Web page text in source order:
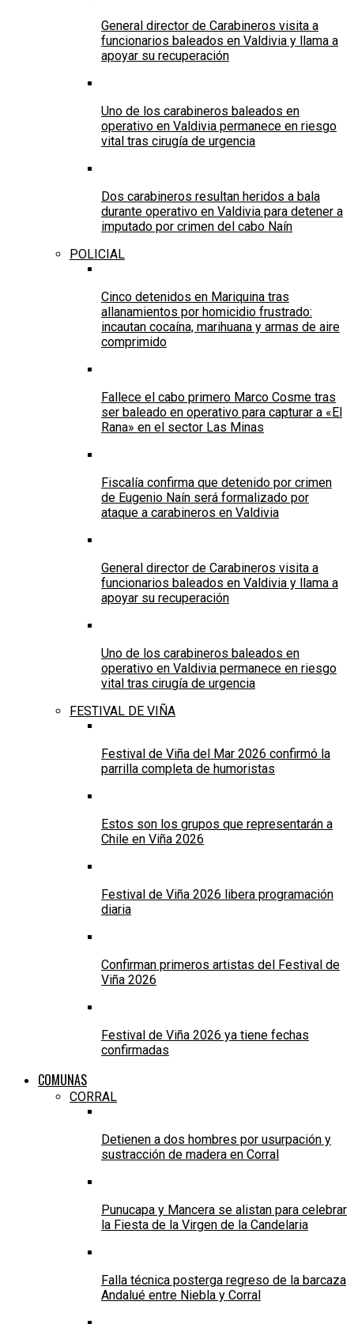
General director de Carabineros visita a
funcionarios baleados en Valdivia y llama a
apoyar su recuperación
Uno de los carabineros baleados en
operativo en Valdivia permanece en riesgo
vital tras cirugía de urgencia
Dos carabineros resultan heridos a bala
durante operativo en Valdivia para detener a
imputado por crimen del cabo Naín
POLICIAL
Cinco detenidos en Mariquina tras
allanamientos por homicidio frustrado:
incautan cocaína, marihuana y armas de aire
comprimido
Fallece el cabo primero Marco Cosme tras
ser baleado en operativo para capturar a «El
Rana» en el sector Las Minas
Fiscalía confirma que detenido por crimen
de Eugenio Naín será formalizado por
ataque a carabineros en Valdivia
General director de Carabineros visita a
funcionarios baleados en Valdivia y llama a
apoyar su recuperación
Uno de los carabineros baleados en
operativo en Valdivia permanece en riesgo
vital tras cirugía de urgencia
FESTIVAL DE VIÑA
Festival de Viña del Mar 2026 confirmó la
parrilla completa de humoristas
Estos son los grupos que representarán a
Chile en Viña 2026
Festival de Viña 2026 libera programación
diaria
Confirman primeros artistas del Festival de
Viña 2026
Festival de Viña 2026 ya tiene fechas
confirmadas
COMUNAS
CORRAL
Detienen a dos hombres por usurpación y
sustracción de madera en Corral
Punucapa y Mancera se alistan para celebrar
la Fiesta de la Virgen de la Candelaria
Falla técnica posterga regreso de la barcaza
Andalué entre Niebla y Corral